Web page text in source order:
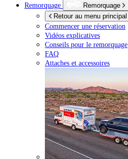
Remorquage
Remorquage
Retour au menu principal
Commencer une réservation
Vidéos explicatives
Conseils pour le remorquage
FAQ
Attaches et accessoires